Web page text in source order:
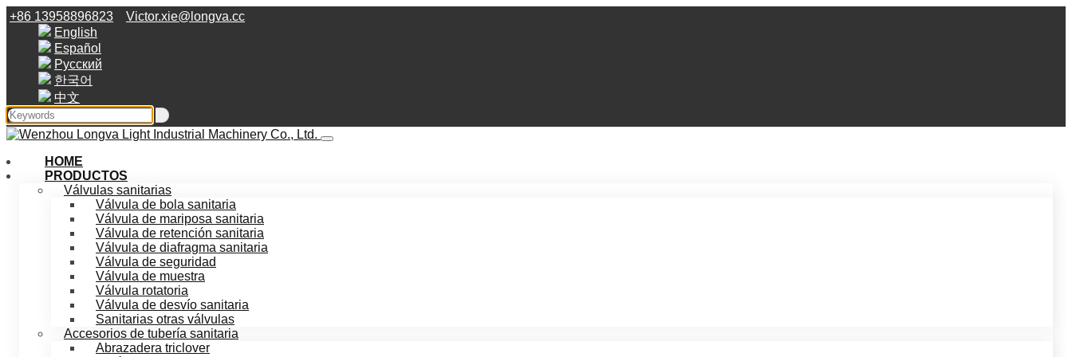
+86 13958896823
Victor.xie@longva.cc
English
Español
Русский
한국어
中文
HOME
PRODUCTOS
Válvulas sanitarias
Válvula de bola sanitaria
Válvula de mariposa sanitaria
Válvula de retención sanitaria
Válvula de diafragma sanitaria
Válvula de seguridad
Válvula de muestra
Válvula rotatoria
Válvula de desvío sanitaria
Sanitarias otras válvulas
Accesorios de tubería sanitaria
Abrazadera triclover